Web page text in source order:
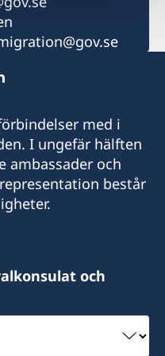
med i
I ungefär hälften
ambassader och
består
och